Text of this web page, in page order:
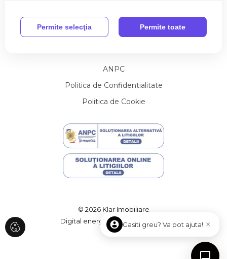
Apartamente de inchiriat in Cluj-Napoca Central
Apartamente de inchiriat in Cluj-Napoca Zorilor
Apartamente de inchiriat in Cluj-Napoca Manastur
Apartamente de inchiriat in Cluj-Napoca Centru
Apartamente de inchiriat in Cluj-Napoca Europa
Case de inchiriat
Case de inchiriat in Cluj-Napoca
Case de inchiriat in Cluj-Napoca Central
Case de inchiriat in Cluj-Napoca Andrei Muresanu
Case de inchiriat in Cluj-Napoca Zorilor
Case de inchiriat in Floresti
Case de inchiriat in Feleacu
Case de inchiriat in Cluj-Napoca Calea Turzii
Acasă Vânzări Închirieri Despre noi
Echipa
ANPC
Politica de Confidentialitate
Politica de Cookie
© 2026 Klar Imobiliare
Digital energy by
ImmoFlux
Gasiti greu? Va pot ajuta! ×
Permite selecţia Permite toate